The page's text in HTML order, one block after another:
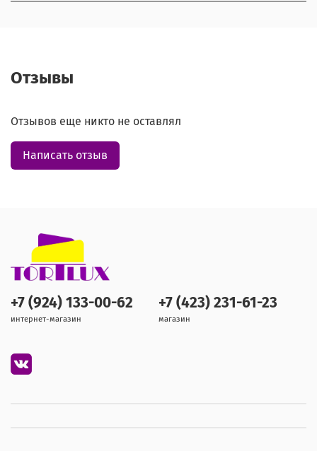
Отзывы
Отзывов еще никто не оставлял
Написать отзыв
+7 (924) 133-00-62
интернет-магазин
+7 (423) 231-61-23
магазин